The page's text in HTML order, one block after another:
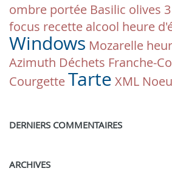
ombre portée Basilic olives
focus recette alcool heure
Windows Mozarelle
Azimuth Déchets Franche-
CourgetteTarte XML
DERNIERS COMMENTAIRES
ARCHIVES